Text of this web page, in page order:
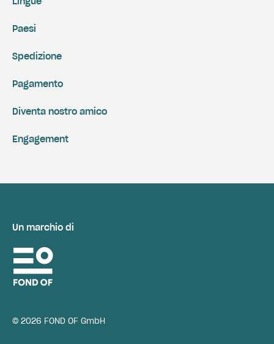
Spedizione
Pagamento
Engagement
Diventa nostro amico
Paesi
Un marchio di
© 2026 FOND OF GmbH